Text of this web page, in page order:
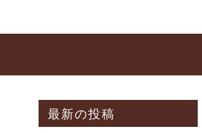
最新の投稿